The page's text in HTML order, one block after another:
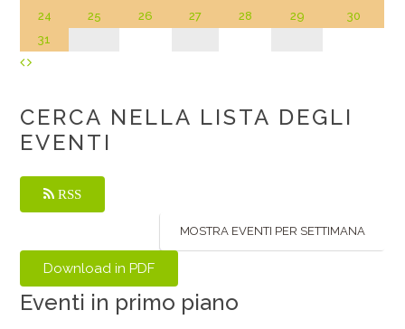
24
25 26 27 28 29
30
31
CERCA NELLA LISTA DEGLI
EVENTI
RSS
MOSTRA EVENTI PER SETTIMANA
Eventi in primo piano